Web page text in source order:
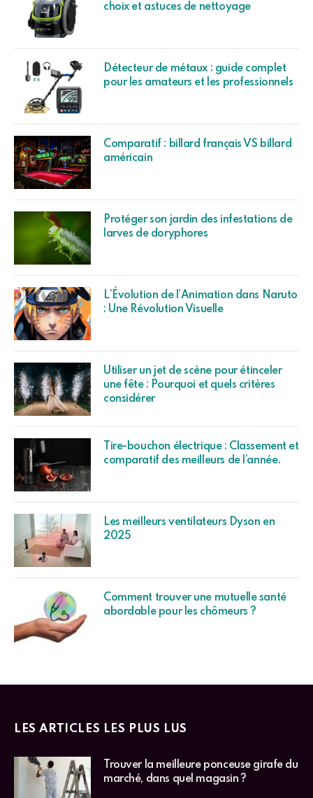
choix et astuces de nettoyage
Détecteur de métaux : guide complet
pour les amateurs et les professionnels
Comparatif : billard français VS billard
américain
Protéger son jardin des infestations de
larves de doryphores
L’Évolution de l’Animation dans Naruto
: Une Révolution Visuelle
Utiliser un jet de scène pour étinceler
une fête : Pourquoi et quels critères
considérer
Tire-bouchon électrique : Classement et
comparatif des meilleurs de l’année.
Les meilleurs ventilateurs Dyson en
2025
Comment trouver une mutuelle santé
abordable pour les chômeurs ?
LES ARTICLES LES PLUS LUS
Trouver la meilleure ponceuse girafe du
marché, dans quel magasin ?